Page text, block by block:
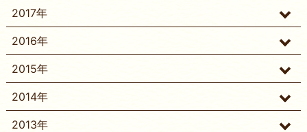
2017年
2016年
2015年
2014年
2013年